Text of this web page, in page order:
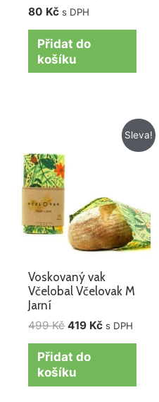
80 Kč s DPH
Přidat do
košíku
Sleva!
Voskovaný vak
Včelobal Včelovak M
Jarní
499Kč 419 Kč
Aktuální
cena
s DPH
Přidat do
košíku